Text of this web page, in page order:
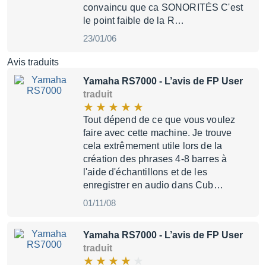
convaincu que ca SONORITÉS C'est
le point faible de la R…
23/01/06
Avis traduits
Yamaha RS7000 - L’avis de FP User
traduit
Tout dépend de ce que vous voulez
faire avec cette machine. Je trouve
cela extrêmement utile lors de la
création des phrases 4-8 barres à
l'aide d'échantillons et de les
enregistrer en audio dans Cub…
01/11/08
Yamaha RS7000 - L’avis de FP User
traduit